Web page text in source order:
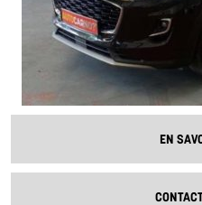
EN